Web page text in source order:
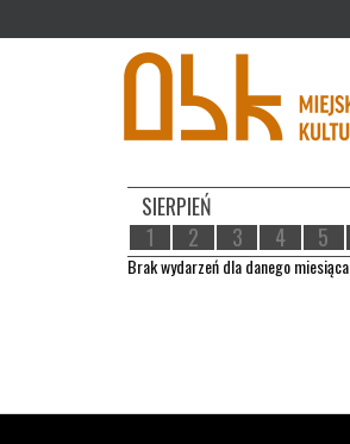
SIERPIEŃ
1
2 3 4 5
Brak wydarzeń dla danego miesiąca.